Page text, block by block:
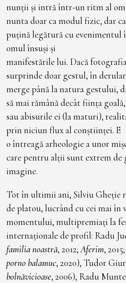
nunții și intră într-un ritm al
nunta doar ca modul fizic, dar
puțină legătură cu evenimentul
omul însuși și
manifestările lui. Dacă
surprinde doar gestul, în
merge până la natura gestului,
să mai rămână decât ființa
sau abisurile ei (la maturi),
prin niciun flux al conștiinței. E
o întreagă arheologie a unor
care pentru alții sunt extrem de
imagine.
Tot în ultimii ani, Silviu Gheție
de platou, lucrând cu cei mai în
momentului, multipremiați la
internaționale de profil: Radu
familia noastră, 2012;Aferim,
porno balamuc, 2020), Tudor
bolnăvicioase, 2006), Radu